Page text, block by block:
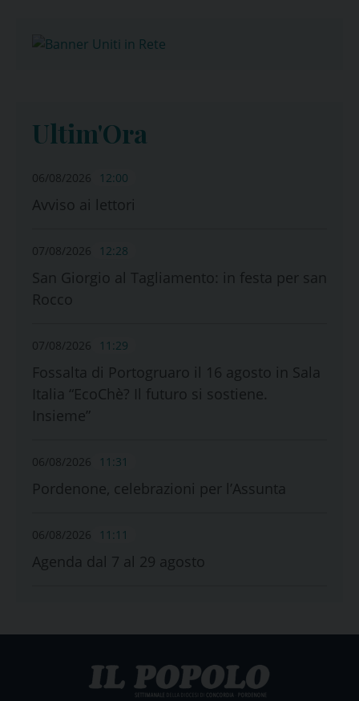
Ultim'Ora
06/08/2026 12:00
Avviso ai lettori
07/08/2026 12:28
San Giorgio al Tagliamento: in festa per san
Rocco
07/08/2026 11:29
Fossalta di Portogruaro il 16 agosto in Sala
Italia “EcoChè? Il futuro si sostiene.
Insieme”
06/08/2026 11:31
Pordenone, celebrazioni per l’Assunta
06/08/2026 11:11
Agenda dal 7 al 29 agosto